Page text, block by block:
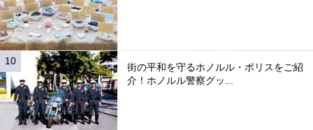
街の平和を守るホノルル・ポリスをご紹
介！ホノルル警察グッ...